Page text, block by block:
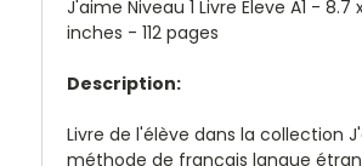
J'aime Niveau 1 Livre Eleve A1 - 8.7 x
inches - 112 pages
Description:
Livre de l'élève dans la collection
méthode de français langue